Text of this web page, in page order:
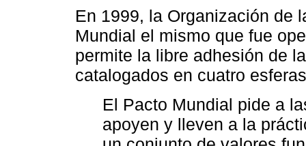
En 1999, la Organización de
Mundial el mismo que fue
permite la libre adhesión de
catalogados en cuatro
El Pacto Mundial pide a
apoyen y lleven a la